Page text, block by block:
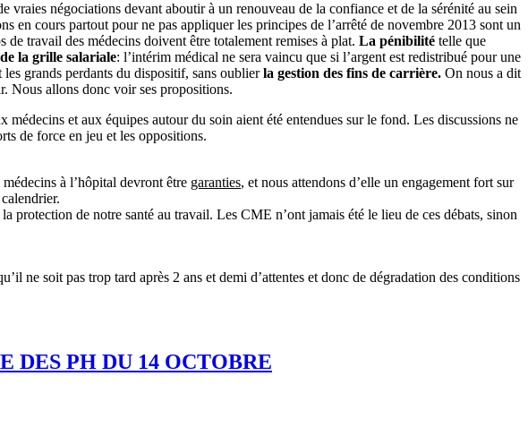
vraies négociations devant aboutir à un renouveau de la confiance et de la sérénité au sein
en cours partout pour ne pas appliquer les principes de l’arrêté de novembre 2013 sont un
travail des médecins doivent être totalement remises à plat. La pénibilité telle que
la grille salariale: l’intérim médical ne sera vaincu que si l’argent est redistribué pour une
les grands perdants du dispositif, sans oublierla gestion des fins de carrière. On nous a dit
Nous allons donc voir ses propositions.
et aux équipes autour du soin aient été entendues sur le fond. Les discussions ne
de force en jeu et les oppositions.
à l’hôpital devront être garanties, et nous attendons d’elle un engagement fort sur
protection de notre santé au travail. Les CME n’ont jamais été le lieu de ces débats, sinon
ne soit pas trop tard après 2 ans et demi d’attentes et donc de dégradation des conditions
DES PH DU 14 OCTOBRE